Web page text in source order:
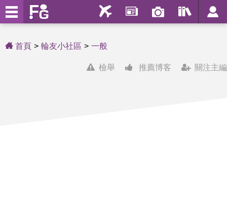
首頁 輪友小社區 一般
關注主編
推薦博客
檢舉